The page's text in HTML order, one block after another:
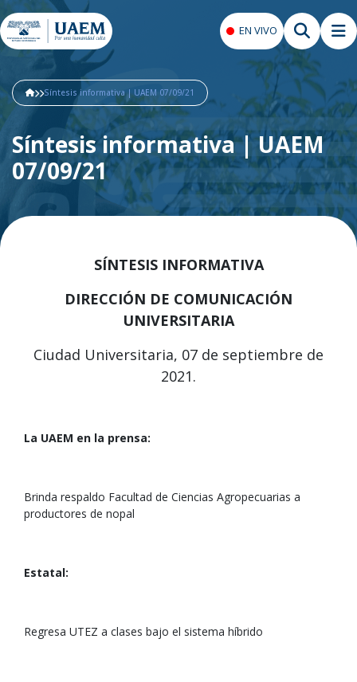
EN VIVO
Síntesis informativa | UAEM 07/09/21
Síntesis informativa | UAEM
07/09/21
SÍNTESIS INFORMATIVA
DIRECCIÓN DE COMUNICACIÓN
UNIVERSITARIA
Ciudad Universitaria, 07 de septiembre de
2021.
La UAEM en la prensa:
Brinda respaldo Facultad de Ciencias Agropecuarias a
productores de nopal
Estatal:
Regresa UTEZ a clases bajo el sistema híbrido